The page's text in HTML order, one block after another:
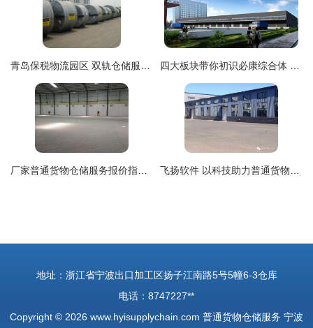
地址：浙江省宁波出口加工区扬子江南路5号5幢6-3仓库
电话：8747227**
Copyright © 2026 www.hyisupplychain.com 普通货物仓储服务 宁波